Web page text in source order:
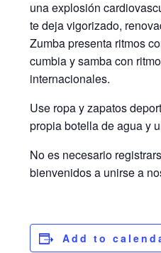
una explosión
te deja vigorizado,
Zumba presenta ritmos
cumbia y samba con
internacionales.
Use ropa y zapatos
propia botella de agua y
No es necesario
bienvenidos a unirse a
Add to